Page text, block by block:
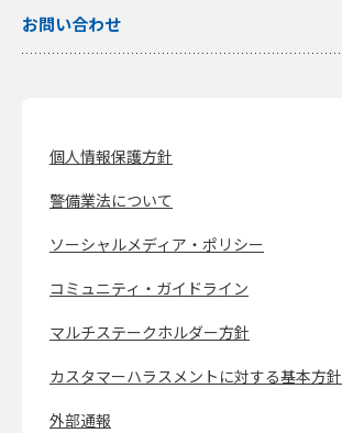
お問い合わせ
個人情報保護方針
警備業法について
ソーシャルメディア・ポリシー
コミュニティ・ガイドライン
マルチステークホルダー方針
カスタマーハラスメントに対する基本方針
外部通報